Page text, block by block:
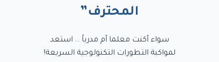
المحترف”
سواء أكنت معلما أم مدرباً .. استعد
لمواكبة التطورات التكنولوجية السريعة!